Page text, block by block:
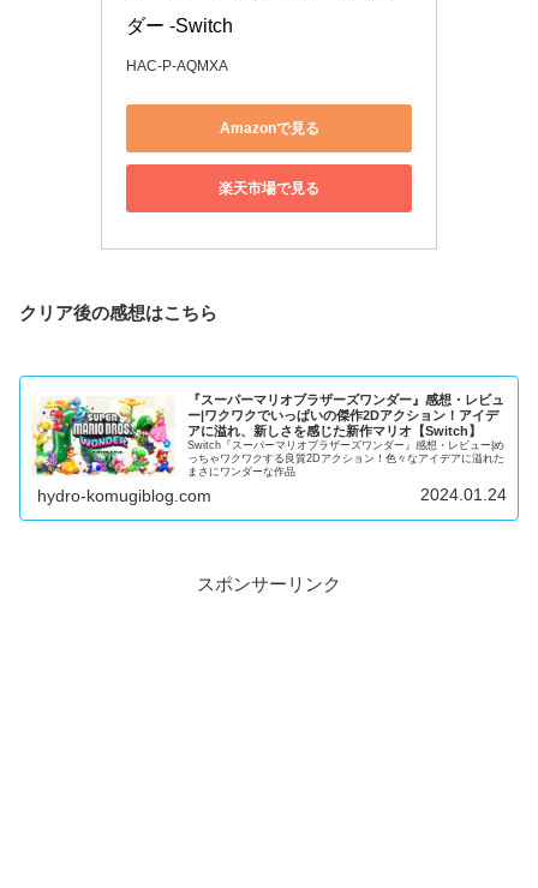
ダー -Switch
HAC-P-AQMXA
Amazonで見る
楽天市場で見る
クリア後の感想はこちら
『スーパーマリオブラザーズワンダー』感想・レビュ
ー|ワクワクでいっぱいの傑作2Dアクション！アイデ
アに溢れ、新しさを感じた新作マリオ【Switch】
Switch『スーパーマリオブラザーズワンダー』感想・レビュー|め
っちゃワクワクする良質2Dアクション！色々なアイデアに溢れた
まさにワンダーな作品
hydro-komugiblog.com 2024.01.24
スポンサーリンク